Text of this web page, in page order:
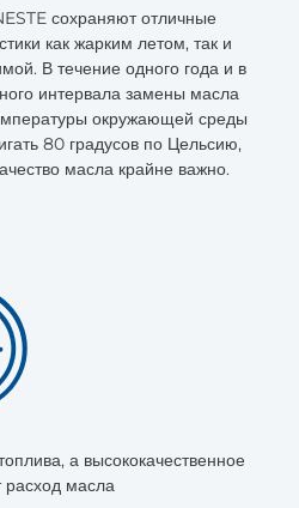
сохраняют отличные
как жарким летом, так и
В течение одного года и в
интервала замены масла
окружающей среды
80 градусов по Цельсию,
масла крайне важно.
а высококачественное
расход масла